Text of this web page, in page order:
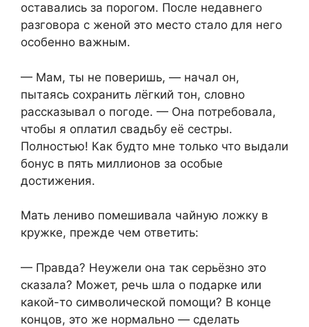
оставались за порогом. После недавнего
разговора с женой это место стало для него
особенно важным.
— Мам, ты не поверишь, — начал он,
пытаясь сохранить лёгкий тон, словно
рассказывал о погоде. — Она потребовала,
чтобы я оплатил свадьбу её сестры.
Полностью! Как будто мне только что выдали
бонус в пять миллионов за особые
достижения.
Мать лениво помешивала чайную ложку в
кружке, прежде чем ответить:
— Правда? Неужели она так серьёзно это
сказала? Может, речь шла о подарке или
какой-то символической помощи? В конце
концов, это же нормально — сделать